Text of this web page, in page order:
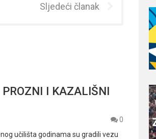
Sljedeći članak
I KAZALIŠNI
0
učilišta godinama su gradili vezu